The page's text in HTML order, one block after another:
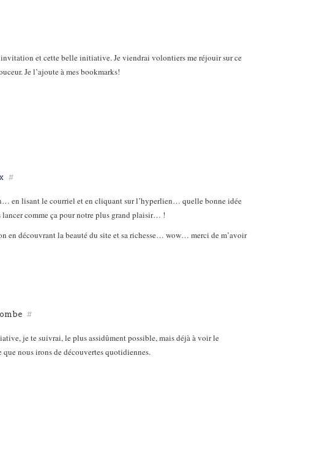
et cette belle initiative. Je viendrai volontiers me réjouir sur ce
Je l’ajoute à mes bookmarks!
#
en lisant le courriel et en cliquant sur l’hyperlien… quelle bonne idée
lancer comme ça pour notre plus grand plaisir… !
en découvrant la beauté du site et sa richesse… wow… merci de m’avoir
#
je te suivrai, le plus assidûment possible, mais déjà à voir le
que nous irons de découvertes quotidiennes.